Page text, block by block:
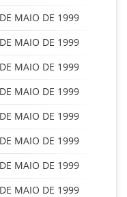
MAIO DE 1999
MAIO DE 1999
MAIO DE 1999
MAIO DE 1999
MAIO DE 1999
MAIO DE 1999
MAIO DE 1999
MAIO DE 1999